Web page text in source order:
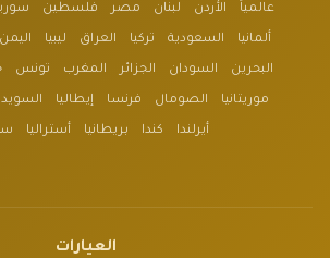
عالمياً الأردن لبنان مصر فلسطين
ألمانيا السعودية تركيا العراق ليبيا اليمن
البحرين السودان الجزائر المغرب تونس
موريتانيا الصومال فرنسا إيطاليا السويد
أيرلندا كندا بريطانيا أستراليا
العيارات